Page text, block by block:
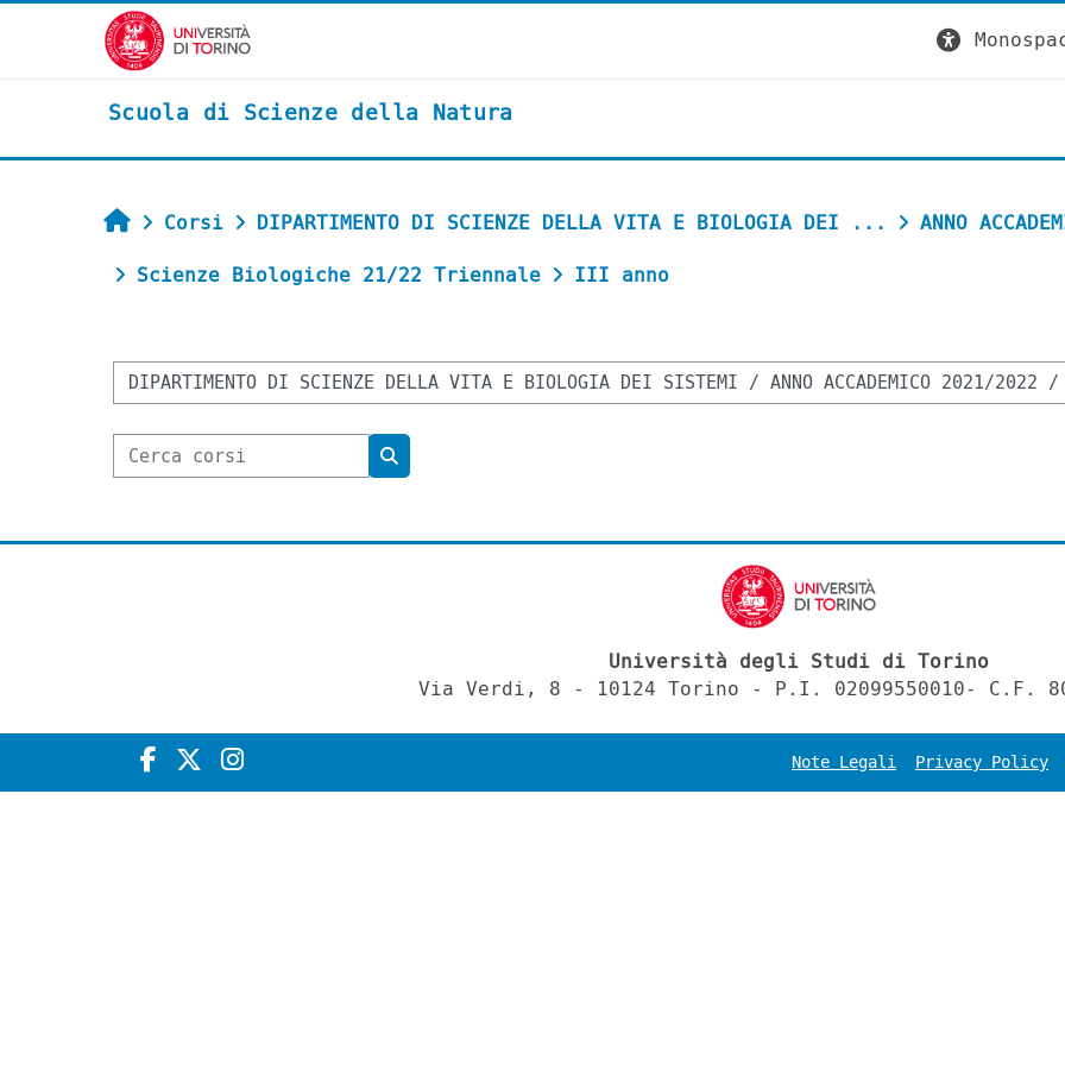
Vai al contenuto principale
Scuola di Scienze della Natura
Home
Corsi DIPARTIMENTO DI SCIENZE DELLA VITA E BIOLOGIA DEI ...
ANNO
Scienze Biologiche 21/22 Triennale
III anno
Categorie di corso
Cerca corsi
Cerca corsi
Università degli Studi di Torino
Via Verdi, 8 - 10124 Torino - P.I. 02099550010- C.F.
Note Legali Privacy Policy